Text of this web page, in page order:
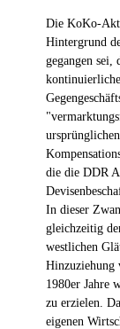
Die KoKo-
Hintergrund
gegangen
die die DDR
In dieser
gleichzeitig
westlichen
Hinzuziehung
1980er Jahre
zu erzielen.
eigenen